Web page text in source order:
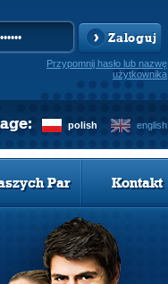
Zaloguj
Przypomnij hasło lub nazwę
użytkownika
polish english
Par Kontakt